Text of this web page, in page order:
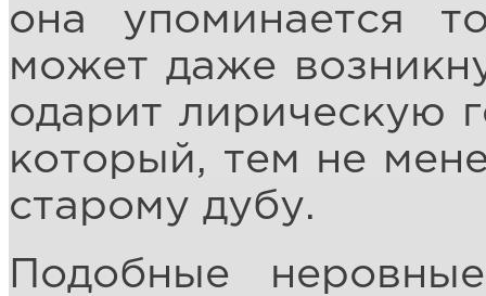
она упоминается
может даже
одарит лирическую
который, тем не
старому дубу.
Подобные